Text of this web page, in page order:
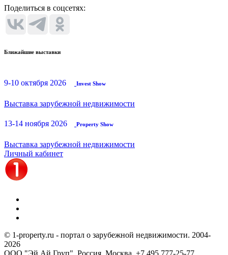
Поделиться в соцсетях:
Ближайшие выставки
9-10 октября 2026 Invest Show
Выставка зарубежной недвижимости
13-14 ноября 2026 Property Show
Выставка зарубежной недвижимости
Личный кабинет
© 1-property.ru - портал о зарубежной недвижимости. 2004-
2026
ООО "Эй Ай Груп", Россия, Москва, +7 495 777-25-77